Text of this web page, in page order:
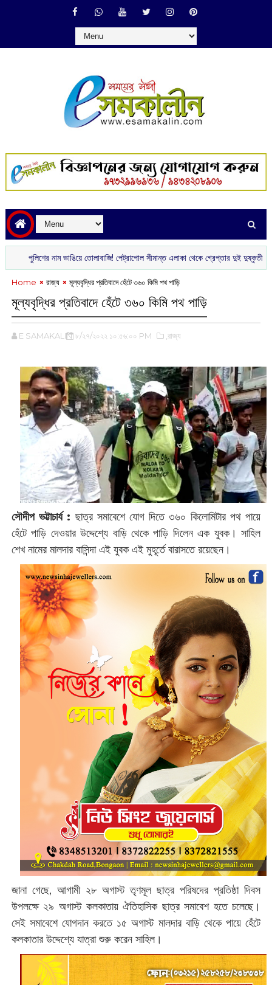
পুলিশের নাম ভাঙিয়ে তোলাবাজি! পেট্রাপোল সীমান্ত এলাকা থেকে গ্রেপ্তার দুই দুষ্কৃতী টিভি
Home রাজ্য ‌মূল্যবৃদ্ধির প্রতিবাদে হেঁটে ৩৬০ কিমি পথ পাড়ি
‌মূল্যবৃদ্ধির প্রতিবাদে হেঁটে ৩৬০ কিমি পথ পাড়ি
E SAMAKALIN ৮/২৭/২০২২ ১০:৫৬:০০ PM ,রাজ্য
সৌদীপ ভট্টাচার্য : ছাত্র সমাবেশে যোগ দিতে ৩৬০ কিলোমিটার পথ পায়ে
হেঁটে পাড়ি দেওয়ার উদ্দেশ্যে বাড়ি থেকে পাড়ি দিলেন এক যুবক। সাহিল
শেখ নামের মালদার বাসিন্দা‌ এই যুবক এই মুহূর্তে বারাসতে রয়েছেন।
জানা গেছে, আগামী ২৮ অগাস্ট তৃণমূল ছাত্র পরিষদের প্রতিষ্ঠা দিবস
উপলক্ষে ২৯ অগাস্ট কলকাতায় ঐতিহাসিক ছাত্র সমাবেশ হতে চলেছে।
সেই সমাবেশে যোগদান করতে ১৫ অগাস্ট মালদার বাড়ি থেকে পায়ে হেঁটে
কলকাতার উদ্দেশ্যে যাত্রা শুরু করেন সাহিল।